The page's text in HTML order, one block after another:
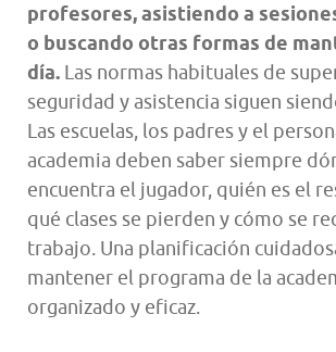
profesores, asistiendo a
o buscando otras formas de
día. Las normas habituales de
seguridad y asistencia siguen
Las escuelas, los padres y el
academia deben saber siempre
encuentra el jugador, quién es el
qué clases se pierden y cómo se
trabajo. Una planificación
mantener el programa de la
organizado y eficaz.